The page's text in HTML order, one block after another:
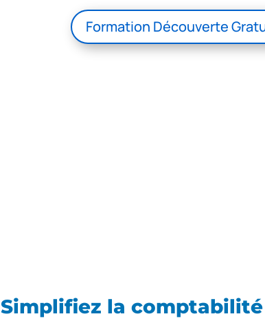
Formation Découverte
Simplifiez la comptabilité